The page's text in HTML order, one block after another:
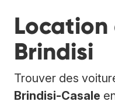
Brindisi
Trouver des
Brindisi-Casale